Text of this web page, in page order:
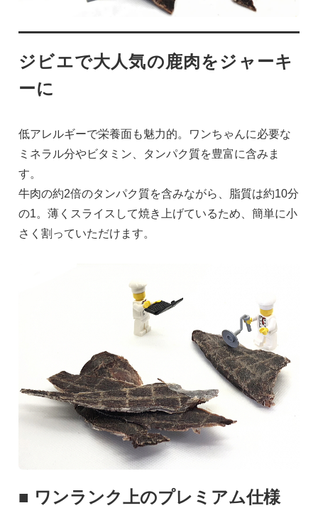
ジビエで大人気の鹿肉をジャーキ
ーに
低アレルギーで栄養面も魅力的。ワンちゃんに必要な
ミネラル分やビタミン、タンパク質を豊富に含みま
す。
牛肉の約2倍のタンパク質を含みながら、脂質は約10分
の1。薄くスライスして焼き上げているため、簡単に小
さく割っていただけます。
■ ワンランク上のプレミアム仕様